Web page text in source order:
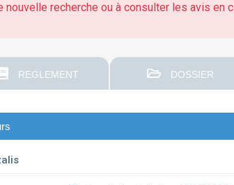
nouvelle recherche ou à consulter les avis en
REGLEMENT DOSSIER